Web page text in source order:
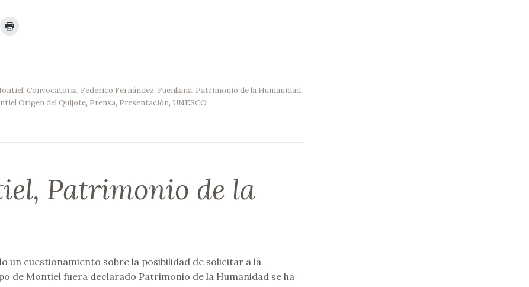
, Convocatoria, Federico Fernández, Fuenllana, Patrimonio de la Humanidad,
Origen del Quijote, Prensa, Presentación, UNESCO
Patrimonio de la
un cuestionamiento sobre la posibilidad de solicitar a la
de Montiel fuera declarado Patrimonio de la Humanidad se ha